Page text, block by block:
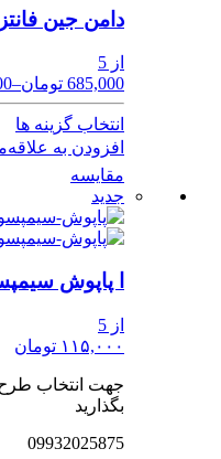
دامن جین
از 5
685,000 تومان
–
انتخاب گزینه ها
افزودن به
مقایسه
جدید
ا پاپوش
از 5
۱۱۵,۰۰۰ تومان
جهت انتخاب طرح
بگذارید
09932025875